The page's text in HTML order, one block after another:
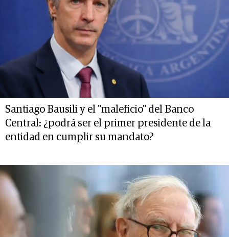
Santiago Bausili y el "maleficio" del Banco
Central: ¿podrá ser el primer presidente de la
entidad en cumplir su mandato?